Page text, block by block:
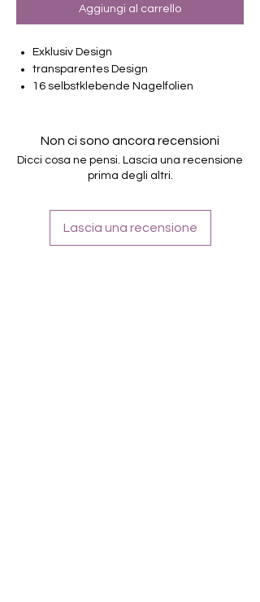
Aggiungi al carrello
Exklusiv Design
transparentes Design
16 selbstklebende Nagelfolien
Für alle Nägel geeignet
Halten bis zu 14 Tage
Farbe: Silber, Overlay
Non ci sono ancora recensioni
Dicci cosa ne pensi. Lascia una recensione
prima degli altri.
Lascia una recensione